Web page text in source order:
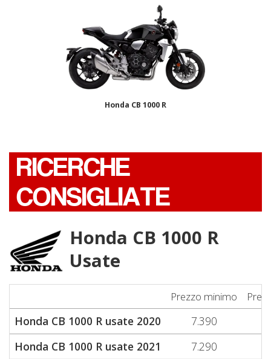
Honda CB 1000 R
RICERCHE
CONSIGLIATE
Honda CB 1000 R
Usate
Prezzo minimo
Honda CB 1000 R usate 2020 7.390
Honda CB 1000 R usate 2021
7.290